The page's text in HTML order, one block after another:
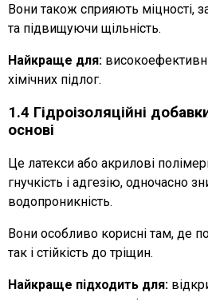
Вони також сприяють міцності,
та підвищуючи щільність.
Найкраще для:
хімічних підлог.
1.4 Гідроізоляційні
основі
Це латекси або акрилові
гнучкість і адгезію, одночасно
водопроникність.
Вони особливо корисні там, де
так і стійкість до тріщин.
Найкраще підходить для: